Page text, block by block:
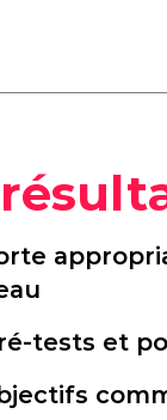
tests et